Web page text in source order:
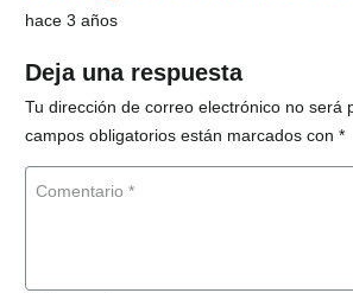
hace 3 años
Deja una respuesta
Tu dirección de correo electrónico no será
campos obligatorios están marcados con *